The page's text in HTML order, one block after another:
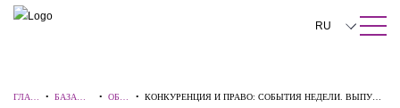
ПОИСК ПО САЙТУ Закрыть
RU
中文
ГЛАВ
•БАЗА
• ОБЗО
•КОНКУРЕНЦИЯ И ПРАВО: СОБЫТИЯ НЕДЕЛИ. ВЫПУСК